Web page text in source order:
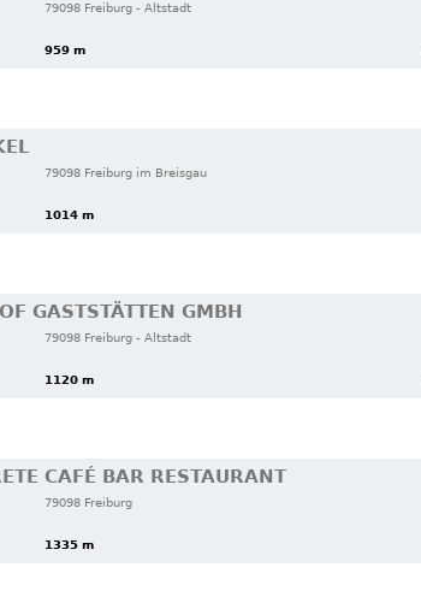
79098 Freiburg - Altstadt
959 m
79098 Freiburg im Breisgau
1014 m
GASTSTÄTTEN GMBH
79098 Freiburg - Altstadt
1120 m
CAFÉ BAR RESTAURANT
79098 Freiburg
1335 m